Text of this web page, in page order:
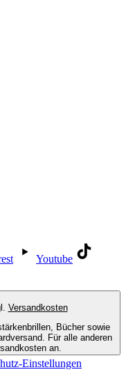
Youtube
Versandkosten
Bücher sowie
Für alle anderen
an.
Einstellungen